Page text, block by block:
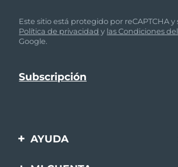
Este sitio está protegido por reCAPTCHA y
Política de privacidad y las Condiciones
Google.
AYUDA
Contáctanos